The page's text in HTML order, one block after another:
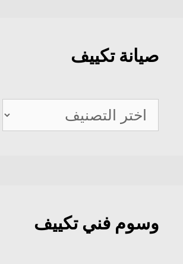
صيانة تكييف
صيانة
تكييف
وسوم فني تكييف